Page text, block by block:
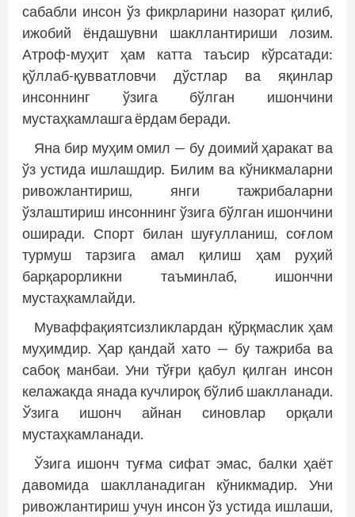
сабабли инсон ўз фикрларини назорат қилиб,
ижобий ёндашувни шакллантириши лозим.
Атроф-муҳит ҳам катта таъсир кўрсатади:
қўллаб-қувватловчи дўстлар ва яқинлар
инсоннинг ўзига бўлган ишончини
мустаҳкамлашга ёрдам беради.
Яна бир муҳим омил — бу доимий ҳаракат ва
ўз устида ишлашдир. Билим ва кўникмаларни
ривожлантириш, янги тажрибаларни
ўзлаштириш инсоннинг ўзига бўлган ишончини
оширади. Спорт билан шуғулланиш, соғлом
турмуш тарзига амал қилиш ҳам руҳий
барқарорликни таъминлаб, ишончни
мустаҳкамлайди.
Муваффақиятсизликлардан қўрқмаслик ҳам
муҳимдир. Ҳар қандай хато — бу тажриба ва
сабоқ манбаи. Уни тўғри қабул қилган инсон
келажакда янада кучлироқ бўлиб шаклланади.
Ўзига ишонч айнан синовлар орқали
мустаҳкамланади.
Ўзига ишонч туғма сифат эмас, балки ҳаёт
давомида шаклланадиган кўникмадир. Уни
ривожлантириш учун инсон ўз устида ишлаши,